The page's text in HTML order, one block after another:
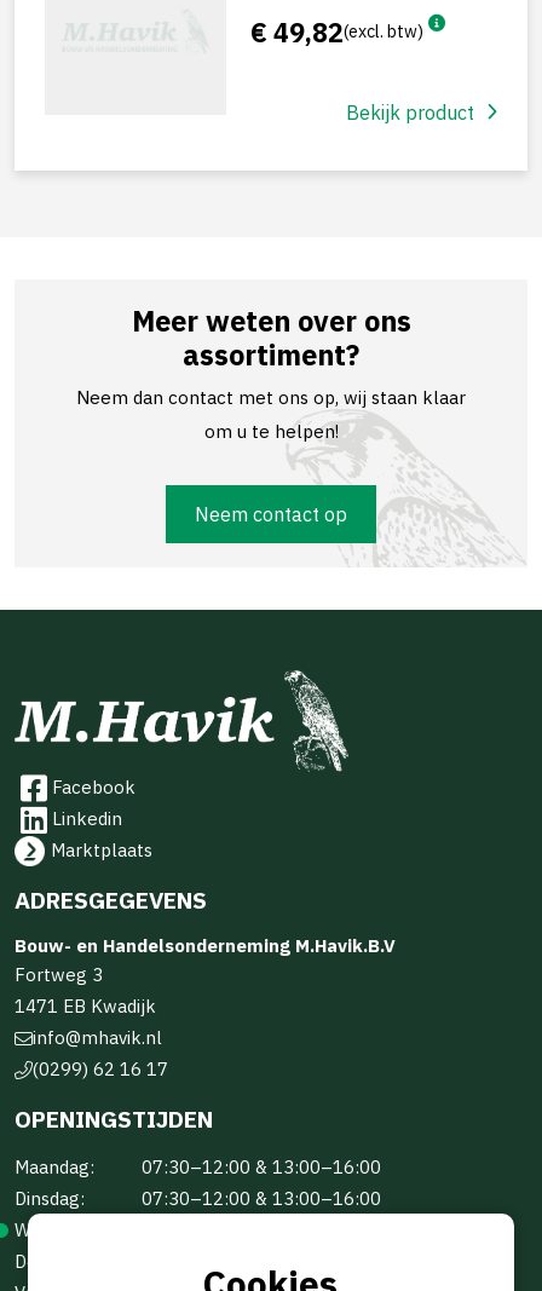
€ 49,82(excl. btw)
Bekijk product
Meer weten over ons
assortiment?
Neem dan contact met ons op, wij staan klaar
om u te helpen!
Neem contact op
Facebook
Linkedin
Marktplaats
ADRESGEGEVENS
Bouw- en Handelsonderneming M.Havik.B.V
Fortweg 3
1471 EB Kwadijk
info@mhavik.nl
(0299) 62 16 17
OPENINGSTIJDEN
Maandag:
07:30–12:00 & 13:00–16:00
Dinsdag:
07:30–12:00 & 13:00–16:00
Woensdag:
Donderdag: